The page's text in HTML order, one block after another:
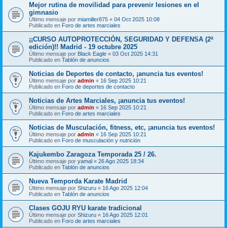
Mejor rutina de movilidad para prevenir lesiones en el
gimnasio
Último mensaje por miamiller875 « 04 Oct 2025 10:08
Publicado en Foro de artes marciales
¡¡CURSO AUTOPROTECCIÓN, SEGURIDAD Y DEFENSA (2ª
edición)!! Madrid - 19 octubre 2025
Último mensaje por Black Eagle « 03 Oct 2025 14:31
Publicado en Tablón de anuncios
Noticias de Deportes de contacto, ¡anuncia tus eventos!
Último mensaje por admin « 16 Sep 2025 10:21
Publicado en Foro de deportes de contacto
Noticias de Artes Marciales, ¡anuncia tus eventos!
Último mensaje por admin « 16 Sep 2025 10:21
Publicado en Foro de artes marciales
Noticias de Musculación, fitness, etc, ¡anuncia tus eventos!
Último mensaje por admin « 16 Sep 2025 10:21
Publicado en Foro de musculación y nutrición
Kajukembo Zaragoza Temporada 25 / 26.
Último mensaje por yamal « 26 Ago 2025 18:34
Publicado en Tablón de anuncios
Nueva Temporda Karate Madrid
Último mensaje por Shizuru « 16 Ago 2025 12:04
Publicado en Tablón de anuncios
Clases GOJU RYU karate tradicional
Último mensaje por Shizuru « 16 Ago 2025 12:01
Publicado en Foro de artes marciales